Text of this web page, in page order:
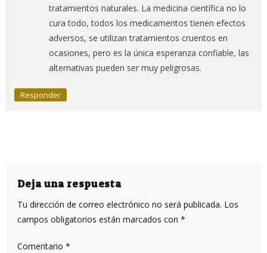
tratamientos naturales. La medicina científica no lo
cura todo, todos los medicamentos tienen efectos
adversos, se utilizan tratamientos cruentos en
ocasiones, pero es la única esperanza confiable, las
alternativas pueden ser muy peligrosas.
Responder
Deja una respuesta
Tu dirección de correo electrónico no será publicada. Los
campos obligatorios están marcados con *
Comentario *